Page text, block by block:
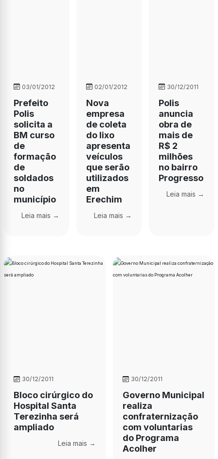
03/01/2012
Prefeito
Polis
solicita a
BM curso
de
formação
de
soldados
no
município
Leia mais →
02/01/2012
Nova
empresa
de coleta
do lixo
apresenta
veículos
que serão
utilizados
em
Erechim
Leia mais →
30/12/2011
Polis
anuncia
obra de
mais de
R$ 2
milhões
no bairro
Progresso
Leia mais →
30/12/2011
Bloco cirúrgico do
Hospital Santa
Terezinha será
ampliado
Leia mais →
30/12/2011
Governo Municipal
realiza
confraternização
com voluntarias
do Programa
Acolher